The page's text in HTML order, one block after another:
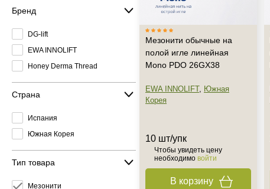
Бренд
DG-lift
EWA INNOLIFT
Honey Derma Thread
Страна
Испания
Южная Корея
Тип товара
Мезонити
Мезонити обычные на
полой игле линейная
Mono PDO 26GX38
EWA INNOLIFT, Южная
Корея
10 шт/упк
Чтобы увидеть цену
необходимо войти
В корзину